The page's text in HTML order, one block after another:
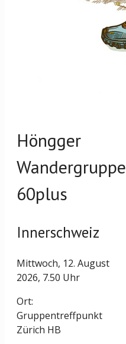
Höngger
Wandergruppe
60plus
Innerschweiz
Mittwoch, 12. August
2026, 7.50 Uhr
Ort:
Gruppentreffpunkt
Zürich HB